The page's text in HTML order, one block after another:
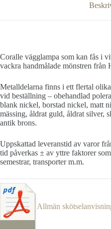
Coralle vägglampa som kan fås i
vackra handmålade mönstren från
Metalldelarna finns i ett flertal
vid beställning – obehandlad
blank nickel, borstad nickel, matt
mässing, åldrat guld, åldrat silver,
antik brons.
Uppskattad leveranstid av varor
tid påverkas ± av yttre faktorer
semestrar, transporter m.m.
Allmän